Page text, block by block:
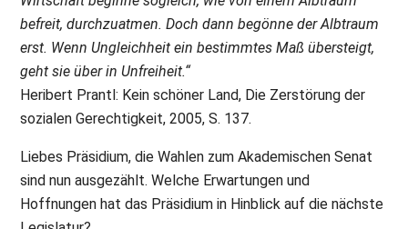
befreit, durchzuatmen. Doch dann begönne der Albtraum
erst. Wenn Ungleichheit ein bestimmtes Maß übersteigt,
geht sie über in Unfreiheit.“
Heribert Prantl: Kein schöner Land, Die Zerstörung der
sozialen Gerechtigkeit, 2005, S. 137.
Liebes Präsidium, die Wahlen zum Akademischen Senat
sind nun ausgezählt. Welche Erwartungen und
Hoffnungen hat das Präsidium in Hinblick auf die nächste